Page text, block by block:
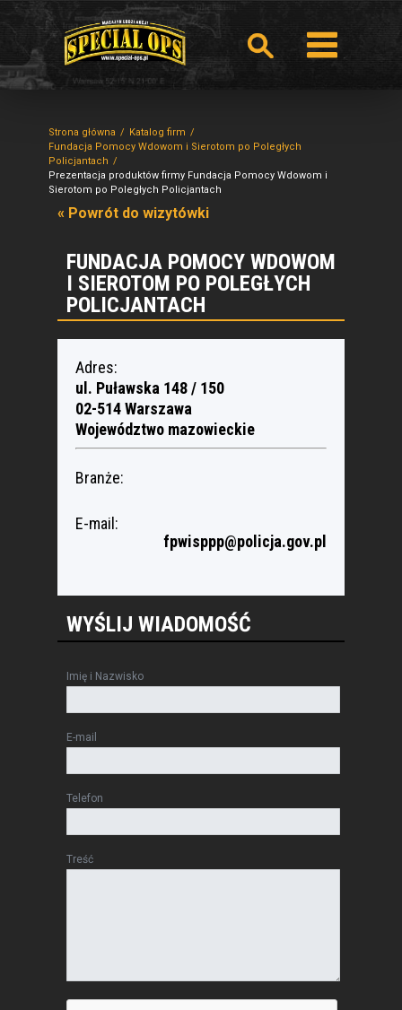
Strona główna
Katalog firm
Fundacja Pomocy Wdowom i Sierotom po Poległych
Policjantach
Prezentacja produktów firmy Fundacja Pomocy Wdowom i
Sierotom po Poległych Policjantach
« Powrót do wizytówki
FUNDACJA POMOCY WDOWOM
I SIEROTOM PO POLEGŁYCH
POLICJANTACH
Adres:
ul. Puławska 148 / 150
02-514 Warszawa
Województwo mazowieckie
Branże:
E-mail:
fpwisppp@policja.gov.pl
WYŚLIJ WIADOMOŚĆ
Imię i Nazwisko
E-mail
Telefon
Treść